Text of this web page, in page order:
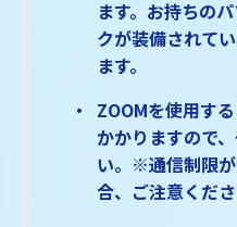
ます。お持ちの
クが装備されて
ます。
ZOOMを使用す
かかりますので
い。※通信制限
合、ご注意くださ